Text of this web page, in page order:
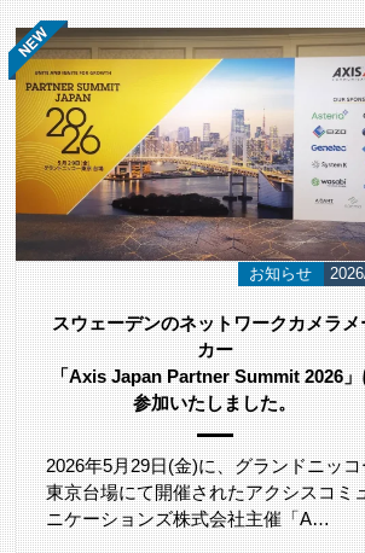
お知らせ
スウェーデンのネットワークカメラメ
カー
「Axis Japan Partner Summit 2026」
参加いたしました。
2026年5月29日(金)に、グランドニッコ
東京台場にて開催されたアクシスコミ
ニケーションズ株式会社主催「A…